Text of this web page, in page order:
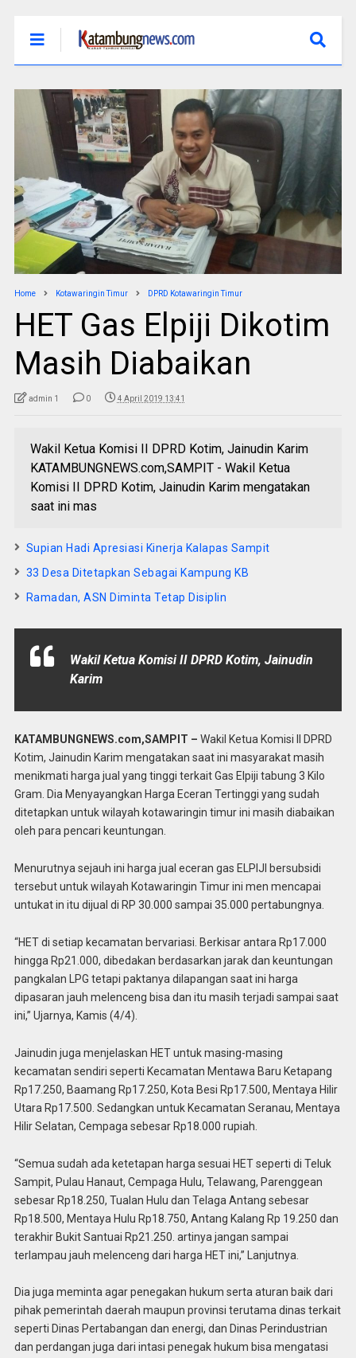
Home Kotawaringin Timur DPRD Kotawaringin Timur
HET Gas Elpiji Dikotim
Masih Diabaikan
admin 1 0 4 April 2019 13:41
Wakil Ketua Komisi II DPRD Kotim, Jainudin Karim
KATAMBUNGNEWS.com,SAMPIT - Wakil Ketua
Komisi II DPRD Kotim, Jainudin Karim mengatakan
saat ini mas
Supian Hadi Apresiasi Kinerja Kalapas Sampit
33 Desa Ditetapkan Sebagai Kampung KB
Ramadan, ASN Diminta Tetap Disiplin
Wakil Ketua Komisi II DPRD Kotim, Jainudin
Karim
KATAMBUNGNEWS.com,SAMPIT – Wakil Ketua Komisi II DPRD
Kotim, Jainudin Karim mengatakan saat ini masyarakat masih
menikmati harga jual yang tinggi terkait Gas Elpiji tabung 3 Kilo
Gram. Dia Menyayangkan Harga Eceran Tertinggi yang sudah
ditetapkan untuk wilayah kotawaringin timur ini masih diabaikan
oleh para pencari keuntungan.
Menurutnya sejauh ini harga jual eceran gas ELPIJI bersubsidi
tersebut untuk wilayah Kotawaringin Timur ini men mencapai
untukat in itu dijual di RP 30.000 sampai 35.000 pertabungnya.
“HET di setiap kecamatan bervariasi. Berkisar antara Rp17.000
hingga Rp21.000, dibedakan berdasarkan jarak dan keuntungan
pangkalan LPG tetapi paktanya dilapangan saat ini harga
dipasaran jauh melenceng bisa dan itu masih terjadi sampai saat
ini,” Ujarnya, Kamis (4/4).
Jainudin juga menjelaskan HET untuk masing-masing
kecamatan sendiri seperti Kecamatan Mentawa Baru Ketapang
Rp17.250, Baamang Rp17.250, Kota Besi Rp17.500, Mentaya Hilir
Utara Rp17.500. Sedangkan untuk Kecamatan Seranau, Mentaya
Hilir Selatan, Cempaga sebesar Rp18.000 rupiah.
“Semua sudah ada ketetapan harga sesuai HET seperti di Teluk
Sampit, Pulau Hanaut, Cempaga Hulu, Telawang, Parenggean
sebesar Rp18.250, Tualan Hulu dan Telaga Antang sebesar
Rp18.500, Mentaya Hulu Rp18.750, Antang Kalang Rp 19.250 dan
terakhir Bukit Santuai Rp21.250. artinya jangan sampai
terlampau jauh melenceng dari harga HET ini,” Lanjutnya.
Dia juga meminta agar penegakan hukum serta aturan baik dari
pihak pemerintah daerah maupun provinsi terutama dinas terkait
seperti Dinas Pertabangan dan energi, dan Dinas Perindustrian
dan perdangan juga dari intasi penegak hukum bisa mengatasi